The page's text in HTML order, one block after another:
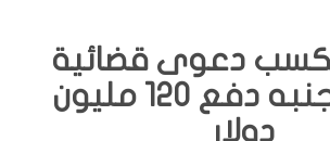
يكسب دعوى قضائية
دولية تجنبه دفع 120 مليون
دولار